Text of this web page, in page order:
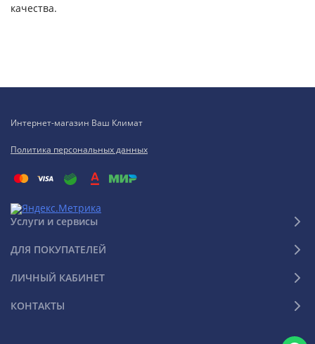
качества.
Интернет-магазин Ваш Климат
Политика персональных данных
Услуги и сервисы
ДЛЯ ПОКУПАТЕЛЕЙ
ЛИЧНЫЙ КАБИНЕТ
КОНТАКТЫ